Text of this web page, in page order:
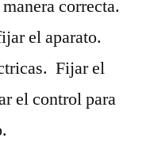
correcta.
el aparato.
Fijar el
el control para